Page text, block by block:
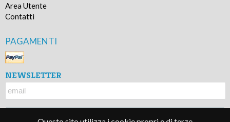
Area Utente
Contatti
PAGAMENTI
NEWSLETTER